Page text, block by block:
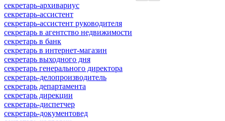
секретарь-архивариус
секретарь-ассистент
секретарь-ассистент руководителя
секретарь в агентство недвижимости
секретарь в банк
секретарь в интернет-магазин
секретарь выходного дня
секретарь генерального директора
секретарь-делопроизводитель
секретарь департамента
секретарь дирекции
секретарь-диспетчер
секретарь-документовед